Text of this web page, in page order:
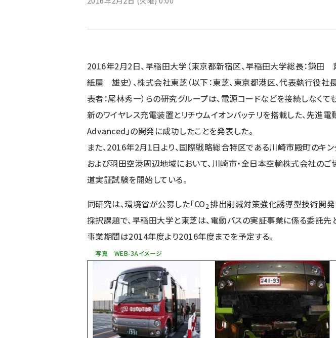
2016年2月2日、早稲田大学（東京都新宿区、早稲田大学総長：鎌田
紙屋 雄史）、株式会社東芝（以下：東芝、東京都港区、代表執行役
表者：尾林秀一）らの研究グループは、電源コードなどを接続しなく
新のワイヤレス充電装置とリチウムイオンバッテリを搭載した、先進電
Advanced」の開発に成功したことを発表した。
また、2016年2月1日より、国際戦略総合特区である川崎市殿町のキン
および羽田空港周辺地域において、川崎市・全日本空輸株式会社のご
道実証試験を開始している。
同研究は、環境省が公募した「CO2排出削減対策強化誘導型技術開発
採択課題で、早稲田大学と東芝は、電動バスの実証事業に係る委託先
事業期間は2014年度より2016年度までを予定する。
写真 WEB-3Aイメージ